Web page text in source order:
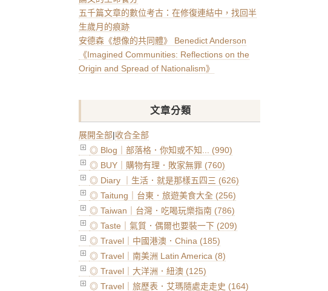
五千篇文章的數位考古：在修復連結中，找回半
生歲月的痕跡
安德森《想像的共同體》 Benedict Anderson
《Imagined Communities: Reflections on the
Origin and Spread of Nationalism》
文章分類
展開全部|收合全部
◎ Blog｜部落格．你知或不知... (990)
◎ BUY｜購物有理．敗家無罪 (760)
◎ Diary ｜生活．就是那樣五四三 (626)
◎ Taitung｜台東．旅遊美食大全 (256)
◎ Taiwan｜台灣．吃喝玩樂指南 (786)
◎ Taste｜氣質．偶爾也要裝一下 (209)
◎ Travel｜中國港澳．China (185)
◎ Travel｜南美洲 Latin America (8)
◎ Travel｜大洋洲．紐澳 (125)
◎ Travel｜旅歷表．艾瑪隨處走走史 (164)